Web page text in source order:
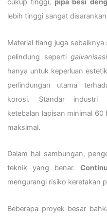
cukup tinggi, pipa besi
lebih tinggi sangat
Material tiang juga
pelindung seperti galvanisasi
hanya untuk keperluan
perlindungan utama
korosi. Standar industri
ketebalan lapisan minimal
maksimal.
Dalam hal sambungan,
teknik yang benar.
mengurangi risiko keretakan
Beberapa proyek besar